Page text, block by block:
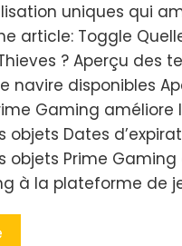
uniques qui
article: Toggle
? Aperçu des
navire disponibles
Gaming améliore
objets Dates
objets Prime
à la plateforme de